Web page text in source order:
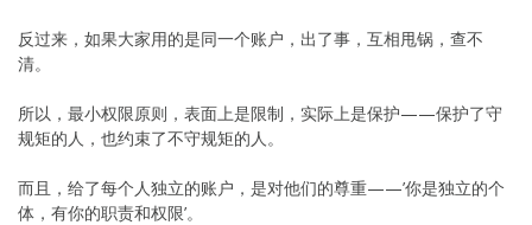
反过来，如果大家用的是同一个账户，出了事，互相甩锅，查不
清。
所以，最小权限原则，表面上是限制，实际上是保护——保护了守
规矩的人，也约束了不守规矩的人。
而且，给了每个人独立的账户，是对他们的尊重——’你是独立的个
体，有你的职责和权限’。